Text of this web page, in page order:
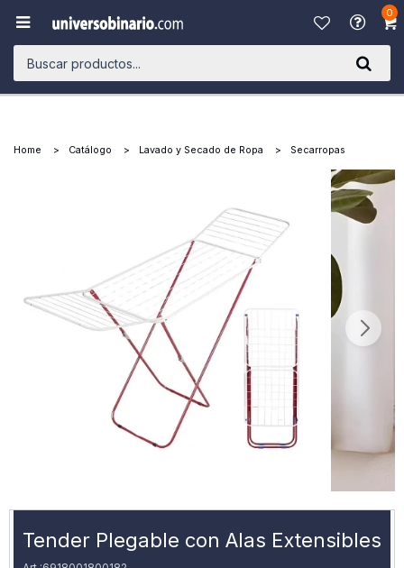
0

Home Catálogo Lavado y Secado de Ropa Secarropas
Tender Plegable con Alas Extensibles